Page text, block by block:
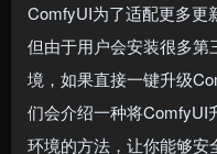
ComfyUI为了适配更多更
但由于用户会安装很多
境，如果直接一键升级
们会介绍一种将ComfyUI
环境的方法，让你能够安